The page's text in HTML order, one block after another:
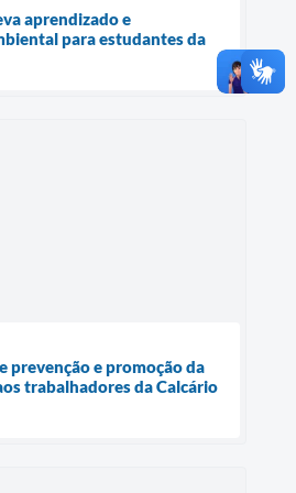
aprendizado e
para estudantes da
prevenção e promoção da
trabalhadores da Calcário